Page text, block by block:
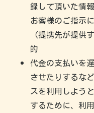
録して頂いた情
お客様のご指示
（提携先が提供
的
代金の支払いを
させたりするな
スを利用しよう
するために、利